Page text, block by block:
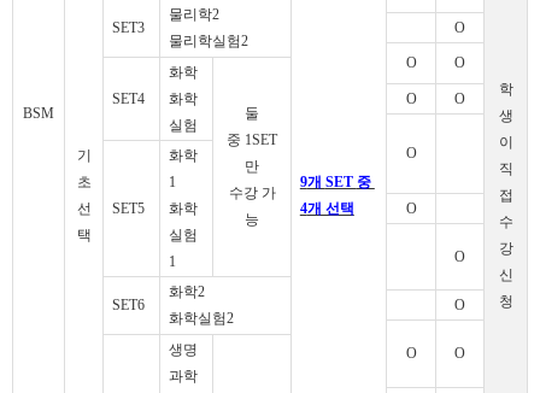
BSM
기
초
선
택
9개 SET 중
4개 선택
학
생
이
직
접
수
강
신
청
SET3
물리학2
물리학실험2
O
O O
SET4
화학
화학
실험
둘
중 1SET
만
수강 가
능
O O
O
SET5
화학
1
화학
실험
1
O
O
SET6
화학2
화학실험2
O
O O
생명
과학